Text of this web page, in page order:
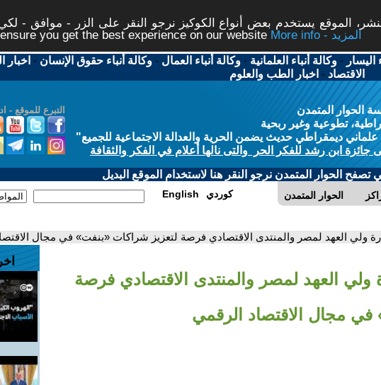
الموقع يستخدم بعض أنواع الكوكيز نرجو النقر على الزر - موافق -
you get the best experience on our website
More info - المزيد
اليسار -وكالة أنباء العلمانية -وكالة أنباء العمال -وكالة أنباء حقوق الإنسان - اخبار
الاقتصاد - اخبار الطب والعلوم
التبرع للموقع -
الحوار المتمدن
تطوعية وغير ربحية
ديمقراطي حديث يضمن الحرية والعدالة الاجتماعية للجميع"
جائزة ابن رشد للفكر الحر والتى نالها أعلام في الفكر والثقافة
تصفح الحوار المتمدن نرجو النقر هنا لاستخدام الموقع البديل
الحوار المتمدن English كوردي
ولي العهد لمصر والمنتدى الاقتصادي فرصة لتعزيز شراكات «بنفت» في مجال
ولي العهد لمصر والمنتدى الاقتصادي فرصة
مجال الاقتصاد الرقمي